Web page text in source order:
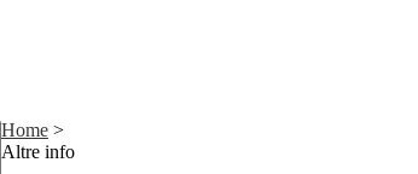
Home >
Altre info